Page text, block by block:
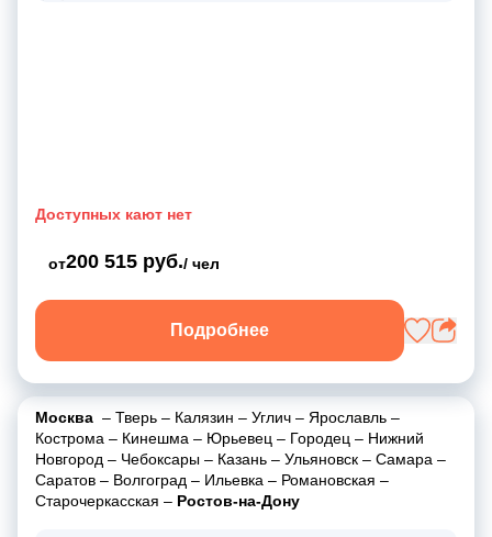
Доступных кают нет
от200 515 руб./ чел
Подробнее
Москва – Тверь – Калязин – Углич – Ярославль –
Кострома – Кинешма – Юрьевец – Городец – Нижний
Новгород – Чебоксары – Казань – Ульяновск – Самара –
Саратов – Волгоград – Ильевка – Романовская –
Старочеркасская – Ростов-на-Дону